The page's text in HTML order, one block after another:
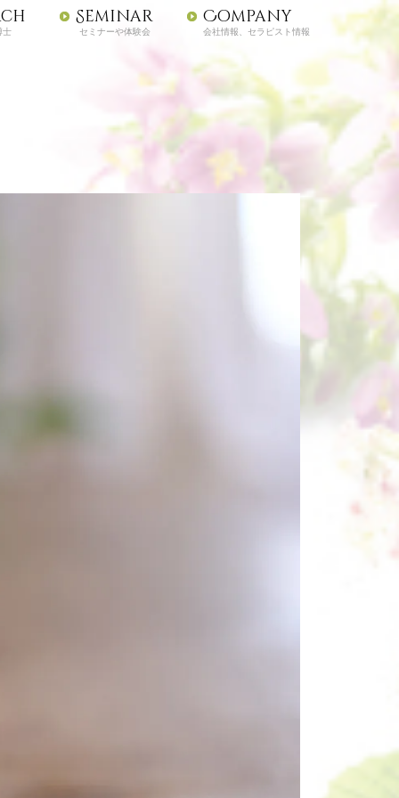
士
Seminar
セミナーや体験会
Company
会社情報、セラピスト情報